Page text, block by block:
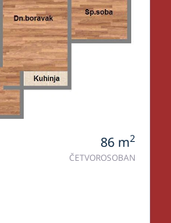
86 m2
ČETVOROSOBAN